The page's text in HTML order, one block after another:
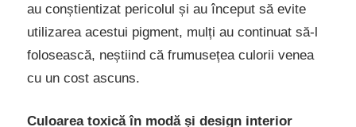
au conștientizat pericolul și au început să evite
utilizarea acestui pigment, mulți au continuat să-l
folosească, neștiind că frumusețea culorii venea
cu un cost ascuns.
Culoarea toxică în modă și design interior